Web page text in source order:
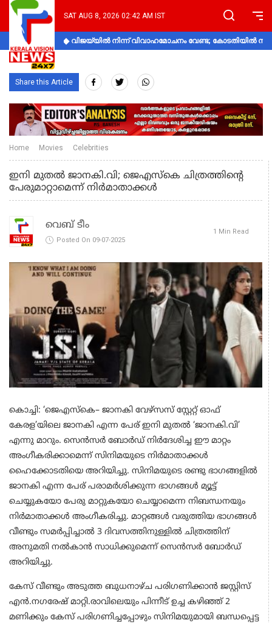
SAT AUG 8, 2026 02:42 AM IST
വിജയ്‌യിൽ നിന്ന് വിവാഹമോചനം വേണ്ട; കോടതിയിൽ
Share this Article
Home Movies Celebrities
ഇനി മുതൽ ജാനകി.വി; ജെഎസ്കെ ചിത്രത്തിന്റെ
പേരുമാറ്റാമെന്ന് നിർമാതാക്കൾ
വെബ് ടീം
Posted On 09-07-2025
1 Min Read
കൊച്ചി: ‘ജെഎസ്കെ– ജാനകി വേഴ്സസ് സ്റ്റേറ്റ് ഓഫ്
കേരള’യിലെ ജാനകി എന്ന പേര് ഇനി മുതൽ ‘ജാനകി.വി’
എന്നു മാറും. സെൻസർ ബോർഡ് നിർദേശിച്ച ഈ മാറ്റം
അംഗീകരിക്കാമെന്ന് സിനിമയുടെ നിർമാതാക്കൾ
ഹൈക്കോടതിയെ അറിയിച്ചു. സിനിമയുടെ രണ്ടു ഭാഗങ്ങളിൽ
ജാനകി എന്ന പേര് പരാമർശിക്കുന്ന ഭാഗങ്ങള്‍ മ്യൂട്ട്
ചെയ്യുകയോ പേരു മാറ്റുകയോ ചെയ്യാമെന്ന നിബന്ധനയും
നിർമാതാക്കൾ അംഗീകരിച്ചു. മാറ്റങ്ങള്‍ വരുത്തിയ ഭാഗങ്ങൾ
വീണ്ടും സമർപ്പിച്ചാൽ 3 ദിവസത്തിനുള്ളിൽ ചിത്രത്തിന്
അനുമതി നൽകാൻ സാധിക്കുമെന്ന് സെൻസർ ബോർഡ്
അറിയിച്ചു.
കേസ് വീണ്ടും അടുത്ത ബുധനാഴ്ച പരിഗണിക്കാൻ ജസ്റ്റിസ്
എൻ.നഗരേഷ് മാറ്റി.രാവിലെയും പിന്നീട് ഉച്ച കഴിഞ്ഞ് 2
മണിക്കും കേസ് പരിഗണിച്ചപ്പോഴും സിനിമയുമായി ബന്ധപ്പെട്ട